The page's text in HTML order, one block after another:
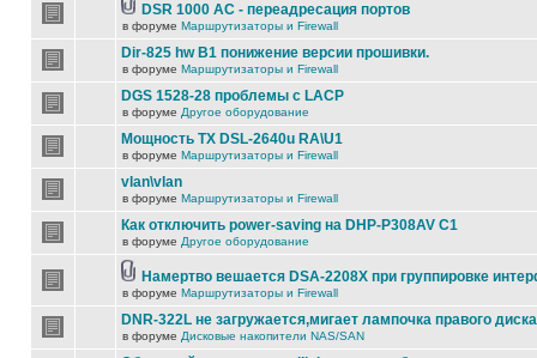
DSR 1000 AC - переадресация портов
в форуме Маршрутизаторы и Firewall
Dir-825 hw B1 понижение версии прошивки.
в форуме Маршрутизаторы и Firewall
DGS 1528-28 проблемы с LACP
в форуме Другое оборудование
Мощность TX DSL-2640u RA\U1
в форуме Маршрутизаторы и Firewall
vlan\vlan
в форуме Маршрутизаторы и Firewall
Как отключить power-saving на DHP-P308AV C1
в форуме Другое оборудование
Намертво вешается DSA-2208X при группировке
в форуме Маршрутизаторы и Firewall
DNR-322L не загружается,мигает лампочка правого диска
в форуме Дисковые накопители NAS/SAN